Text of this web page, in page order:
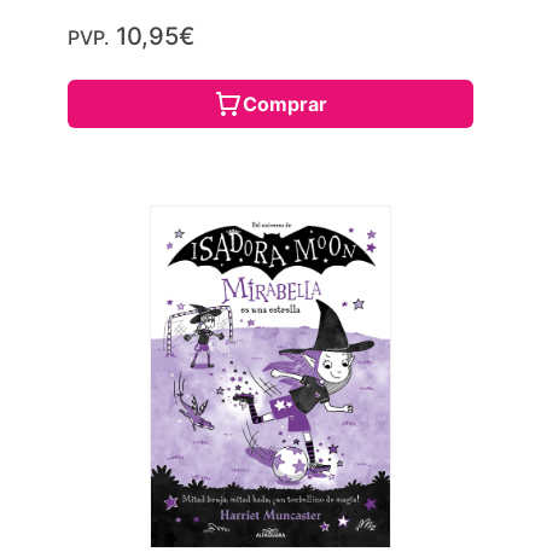
PVP. 10,95€
Comprar